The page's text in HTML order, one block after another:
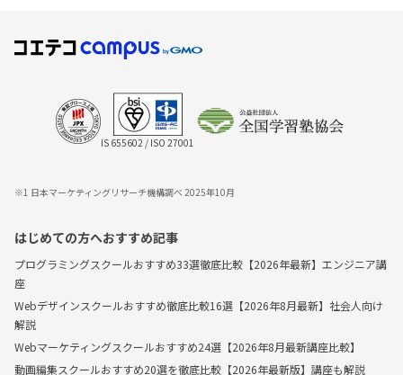
IS 655602 / ISO 27001
※1 日本マーケティングリサーチ機構調べ 2025年10月
はじめての方へおすすめ記事
プログラミングスクールおすすめ33選徹底比較【2026年最新】エンジニア講
座
Webデザインスクールおすすめ徹底比較16選【2026年8月最新】社会人向け
解説
Webマーケティングスクールおすすめ24選【2026年8月最新講座比較】
動画編集スクールおすすめ20選を徹底比較【2026年最新版】講座も解説